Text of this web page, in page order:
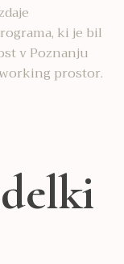
ki je bil
v Poznanju
prostor.